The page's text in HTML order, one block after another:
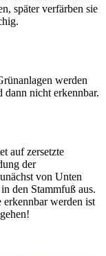
später verfärben sie
werden
nicht erkennbar.
auf zersetzte
der
von Unten
den Stammfuß aus.
werden ist